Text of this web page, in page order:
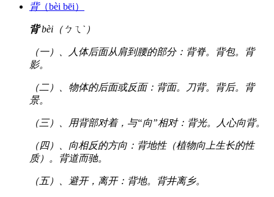
背（bèi bēi）
背bèi（ㄅㄟˋ）
（一）、人体后面从肩到腰的部分：背脊。背包。背
影。
（二）、物体的后面或反面：背面。刀背。背后。背
景。
（三）、用背部对着，与“向”相对：背光。人心向背。
（四）、向相反的方向：背地性（植物向上生长的性
质）。背道而驰。
（五）、避开，离开：背地。背井离乡。